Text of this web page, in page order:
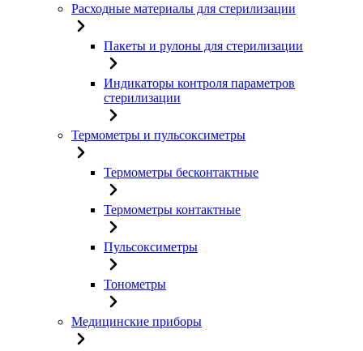
Расходные материалы для стерилизации
Пакеты и рулоны для стерилизации
Индикаторы контроля параметров
стерилизации
Термометры и пульсоксиметры
Термометры бесконтактные
Термометры контактные
Пульсоксиметры
Тонометры
Медицинские приборы